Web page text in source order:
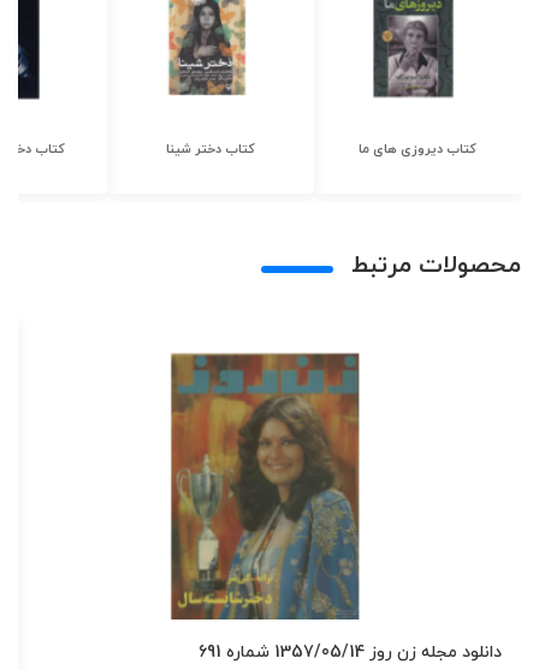
کتاب دیروزی های ما کتاب دختر شینا کتاب دختر
محصولات مرتبط
دانلود مجله زن روز 1357/05/14 شماره 691